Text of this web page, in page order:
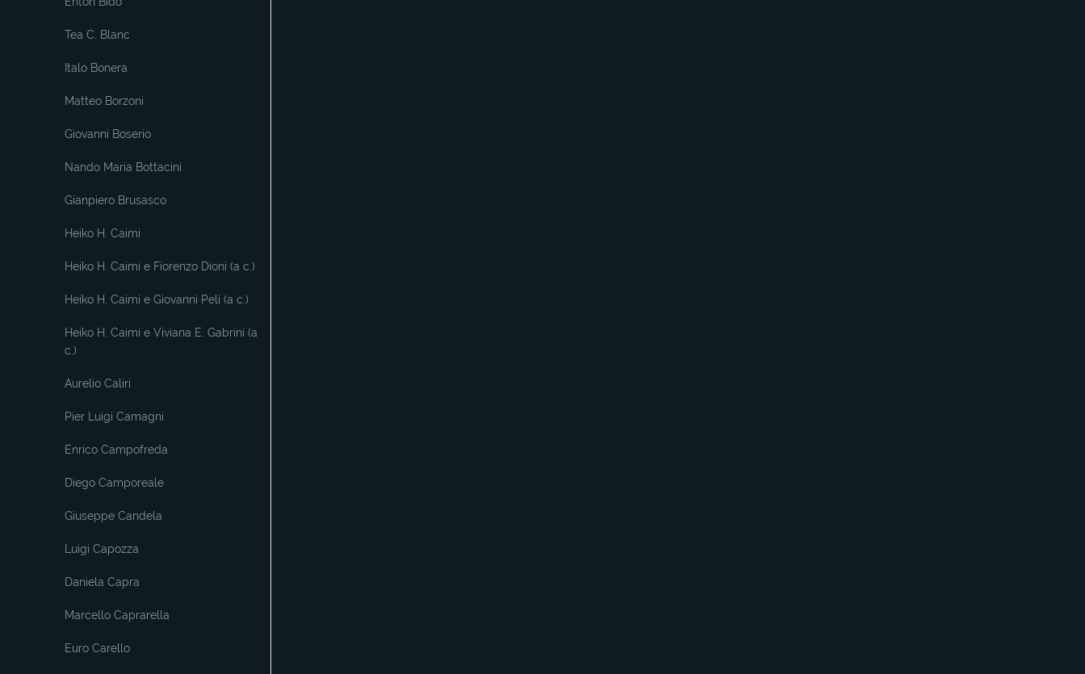
Tea C. Blanc
Italo Bonera
Matteo Borzoni
Giovanni Boserio
Nando Maria Bottacini
Gianpiero Brusasco
Heiko H. Caimi
Heiko H. Caimi e Fiorenzo Dioni (a c.)
Heiko H. Caimi e Giovanni Peli (a c.)
Heiko H. Caimi e Viviana E. Gabrini (a
c.)
Aurelio Caliri
Pier Luigi Camagni
Enrico Campofreda
Diego Camporeale
Giuseppe Candela
Luigi Capozza
Daniela Capra
Marcello Caprarella
Euro Carello